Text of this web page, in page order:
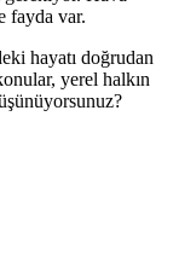
fayda var.
hayatı doğrudan
yerel halkın